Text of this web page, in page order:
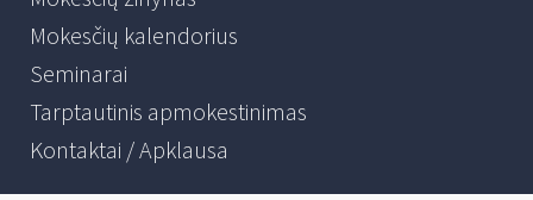
Mokesčių kalendorius
Seminarai
Tarptautinis apmokestinimas
Kontaktai / Apklausa